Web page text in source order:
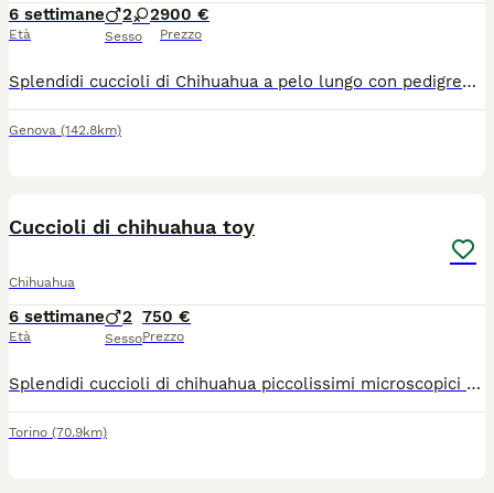
6 settimane
Età
2 2
Sesso
900 €
Prezzo
Splendidi cuccioli di Chihuahua a pelo lungo con pedigree ENCI Disponibili splendidi cuccioli di Chihuahua a pelo lungo, nati il 26/06/2026, allevati con amore in ambiente familiare. Entrambi i genitori sono muniti di pedigree ENCI e i cuccioli saranno ceduti solo dopo il compimento dell’età prevista dalla normativa. Disponibili: * 🩵 1 Maschi: €900 * 🩷 2 Femmine: €1.200 I cuccioli saranno consegnati con: ✔ Microchip ✔ Prima vaccinazione ✔ Sverminazioni effettuate ✔ Libretto sanitario ✔ Pedigree ENCI richiesto I cuccioli cresceranno in ambiente familiare, saranno abituati al contatto con le persone e con i bambini, ricevendo fin da piccoli le migliori cure. Per maggiori informazioni, foto o per fissare una visita, contattatemi in privato. Solo persone realmente interessate e amanti della razza.
Genova (142.8km)
Cuccioli di chihuahua toy
Chihuahua
6 settimane
Età
2
Sesso
750 €
Prezzo
Splendidi cuccioli di chihuahua piccolissimi microscopici rimarranno molto piccoli intorno a 1,2 kg genitori visibili entrambi di mia proprietà sono due maschietti verranno consegnati al compimento dei 60gg con ciclo sverminazioni vaccino microchip passaggio di proprietà libretto sanitario contatto telefonico 379 1459776
Torino (70.9km)